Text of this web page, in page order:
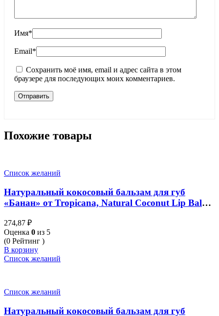
Имя*
Email*
Сохранить моё имя, email и адрес сайта в этом
браузере для последующих моих комментариев.
Похожие товары
Список желаний
Натуральный кокосовый бальзам для губ
«Банан» от Tropicana, Natural Coconut Lip Balm
274,87 ₽
Оценка 0 из 5
(0 Рейтинг )
В корзину
Список желаний
Список желаний
Натуральный кокосовый бальзам для губ